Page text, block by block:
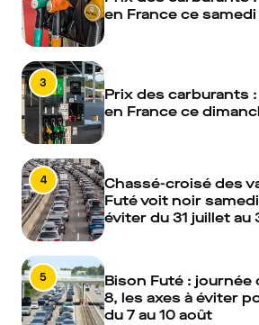
en France ce
3
Prix des carburants
en France ce
4
Chassé-croisé des
Futé voit noir
éviter du 31 juillet au
5
Bison Futé : journée
8, les axes à éviter
du 7 au 10 août